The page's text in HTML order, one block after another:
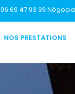
06 69 47 93 39
NOS PRESTATIONS